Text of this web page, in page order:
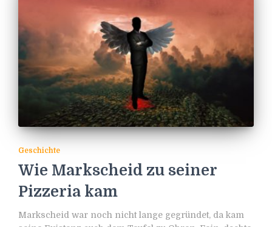
Geschichte
Wie Markscheid zu seiner
Pizzeria kam
Markscheid war noch nicht lange gegründet, da kam